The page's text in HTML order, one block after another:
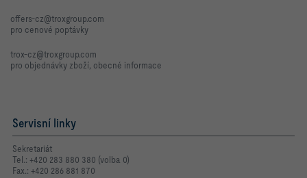
offers-cz@troxgroup.com
pro cenové poptávky
trox-cz@troxgroup.com
pro objednávky zboží, obecné informace
Servisní linky
Sekretariát
Tel.: +420 283 880 380 (volba 0)
Fax.: +420 286 881 870